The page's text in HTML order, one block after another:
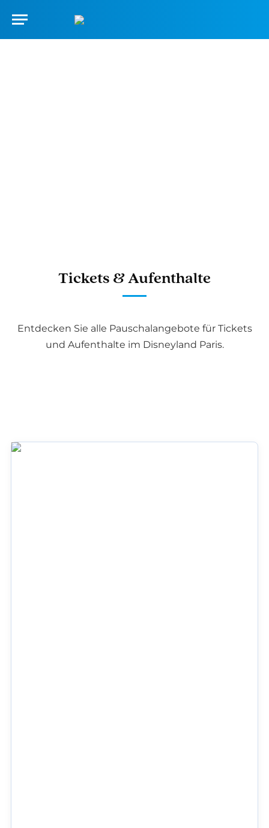
Tickets & Aufenthalte
Entdecken Sie alle Pauschalangebote für Tickets
und Aufenthalte im Disneyland Paris.